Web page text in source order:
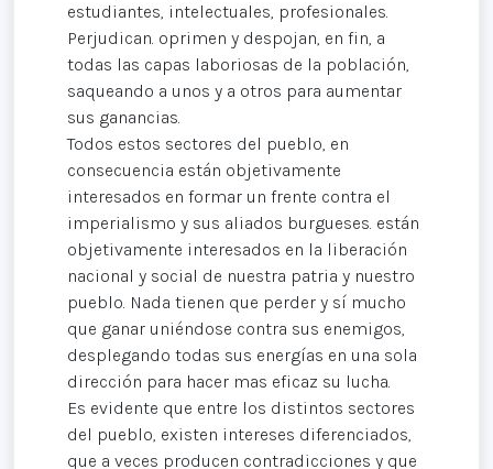
estudiantes, intelectuales, profesionales.
Perjudican. oprimen y despojan, en fin, a
todas las capas laboriosas de la población,
saqueando a unos y a otros para aumentar
sus ganancias.
Todos estos sectores del pueblo, en
consecuencia están objetivamente
interesados en formar un frente contra el
imperialismo y sus aliados burgueses. están
objetivamente interesados en la liberación
nacional y social de nuestra patria y nuestro
pueblo. Nada tienen que perder y sí mucho
que ganar uniéndose contra sus enemigos,
desplegando todas sus energías en una sola
dirección para hacer mas eficaz su lucha.
Es evidente que entre los distintos sectores
del pueblo, existen intereses diferenciados,
que a veces producen contradicciones y que